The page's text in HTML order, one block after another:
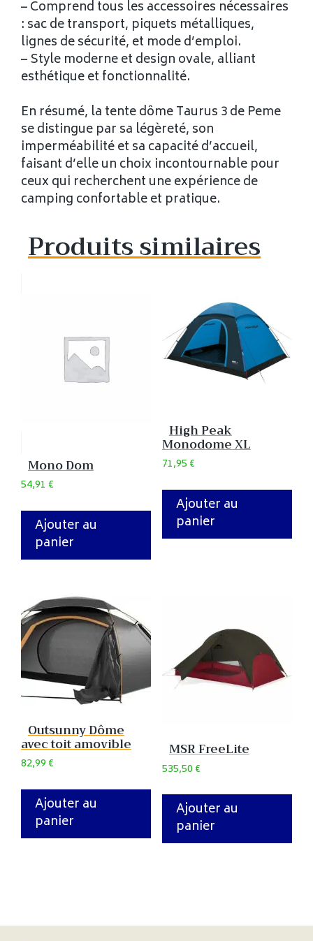
– Comprend tous les accessoires nécessaires
: sac de transport, piquets métalliques,
lignes de sécurité, et mode d’emploi.
– Style moderne et design ovale, alliant
esthétique et fonctionnalité.
En résumé, la tente dôme Taurus 3 de Peme
se distingue par sa légèreté, son
imperméabilité et sa capacité d’accueil,
faisant d’elle un choix incontournable pour
ceux qui recherchent une expérience de
camping confortable et pratique.
Produits similaires
Mono Dom
54,91 €
Ajouter au
panier
High Peak
Monodome XL
71,95€
Ajouter au
panier
Outsunny Dôme
avec toit amovible
82,99€
Ajouter au
panier
MSR FreeLite
535,50€
Ajouter au
panier